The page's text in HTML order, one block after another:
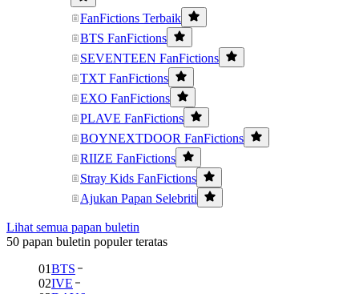
FanFictions Terbaik
BTS FanFictions
SEVENTEEN FanFictions
TXT FanFictions
EXO FanFictions
PLAVE FanFictions
BOYNEXTDOOR FanFictions
RIIZE FanFictions
Stray Kids FanFictions
Ajukan Papan Selebriti
Lihat semua papan buletin
50 papan buletin populer teratas
01BTS
02IVE